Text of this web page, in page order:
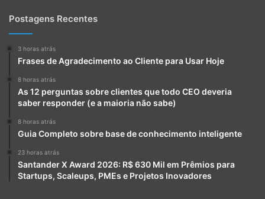
Postagens Recentes
3 horas atrás
Frases de Agradecimento ao Cliente para Usar Hoje
8 horas atrás
As 12 perguntas sobre clientes que todo CEO deveria
saber responder (e a maioria não sabe)
8 horas atrás
Guia Completo sobre base de conhecimento inteligente
23 horas atrás
Santander X Award 2026: R$ 630 Mil em Prêmios para
Startups, Scaleups, PMEs e Projetos Inovadores